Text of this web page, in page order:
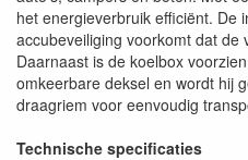
het energieverbruik efficiënt. De
accubeveiliging voorkomt dat de
Daarnaast is de koelbox
omkeerbare deksel en wordt hij
draagriem voor eenvoudig
Technische specificaties